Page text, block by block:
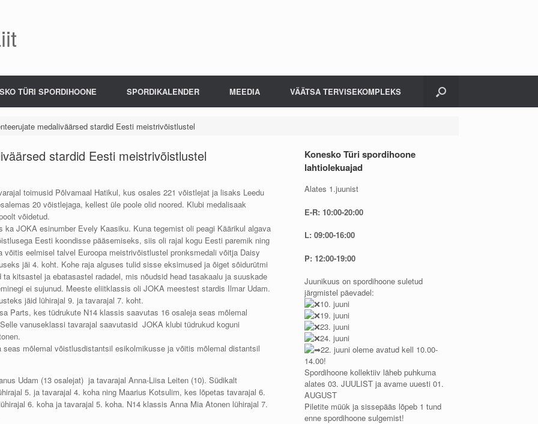
TÜRI SPORDIHOONE SPORDIKALENDER MEEDIA VÄÄTSA TERVISEKOMPLEKS
medaliväärsed stardid Eesti meistrivõistlustel
stardid Eesti meistrivõistlustel
toimusid Põlvamaal Hatikul, kus osales 221 võistlejat ja lisaks Leedu
20 võistlejaga, kellest üle poole olid noored. Klubi medalisaak
võidetud.
JOKA esinumber Evely Kaasiku. Kuna tegemist oli peagi Käärikul algava
Eesti koondisse pääsemiseks, siis oli rajal kogu Eesti paremik ning
eelmisel talvel Euroopa meistrivõistlustel pronksmedali võitja Daisy
jäi 4. koht. Kohe raja alguses tulid sisse eksimused ja õiget sõidurütmi
kitsastel ja ebatasastel radadel, mis nõudsid head tasakaalu ja suuskade
ei sujunud. Meeste eliitklassis oli JOKA meestest stardis Ilmar Udam.
jäid lühirajal 9. ja tavarajal 7. koht.
Parts, kes tüdrukute N14 klassis saavutas 16 osaleja seas mõlemal
vanuseklassi tavarajal saavutasid JOKA klubi tüdrukud koguni
mõlemal võistlusdistantsil esikolmikusse ja võitis mõlemal distantsil
Udam (13 osalejat) ja tavarajal Anna-Liisa Leiten (10). Südikalt
5. ja tavarajal 4. koha ning Maarius Kotsulim, kes lõpetas tavarajal 6.
6. koha ja tavarajal 5. koha. N14 klassis Anna Mia Atonen lühirajal 7.
Konesko Türi spordihoone
lahtiolekuajad
Alates 1.juunist
E-R: 10:00-20:00
L: 09:00-16:00
P: 12:00-19:00
Juunikuus on spordihoone suletud
järgmistel päevadel:
10. juuni
19. juuni
23. juuni
24. juuni
22. juuni oleme avatud kell 10.00-
14.00!
Spordihoone kollektiiv läheb puhkuma
alates 03. JUULIST ja avame uuesti 01.
AUGUST
Piletite müük ja sissepääs lõpeb 1 tund
enne spordihoone sulgemist!